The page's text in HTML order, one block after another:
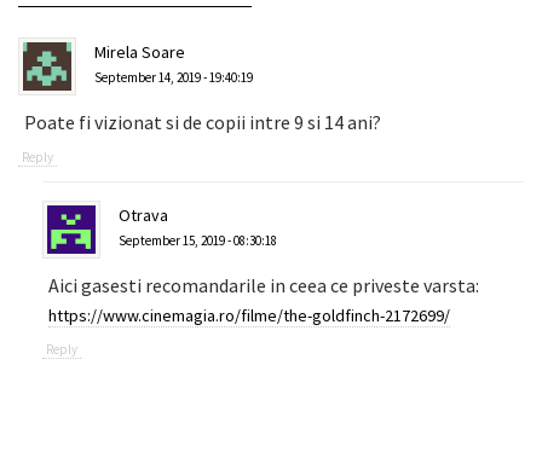
Mirela Soare
September 14, 2019 - 19:40:19
Poate fi vizionat si de copii intre 9 si 14 ani?
Reply
Otrava
September 15, 2019 - 08:30:18
Aici gasesti recomandarile in ceea ce priveste varsta:
https://www.cinemagia.ro/filme/the-goldfinch-2172699/
Reply